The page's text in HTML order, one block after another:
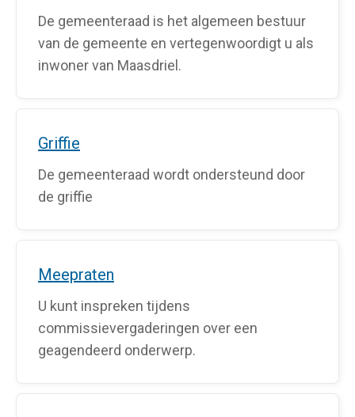
De gemeenteraad is het algemeen bestuur
van de gemeente en vertegenwoordigt u als
inwoner van Maasdriel.
Griffie
De gemeenteraad wordt ondersteund door
de griffie
Meepraten
U kunt inspreken tijdens
commissievergaderingen over een
geagendeerd onderwerp.